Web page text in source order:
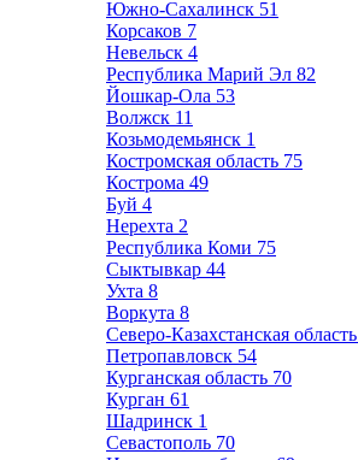
Южно-Сахалинск 51
Корсаков 7
Невельск 4
Республика Марий Эл 82
Йошкар-Ола 53
Волжск 11
Козьмодемьянск 1
Костромская область 75
Кострома 49
Буй 4
Нерехта 2
Республика Коми 75
Сыктывкар 44
Ухта 8
Воркута 8
Северо-Казахстанская область
Петропавловск 54
Курганская область 70
Курган 61
Шадринск 1
Севастополь 70